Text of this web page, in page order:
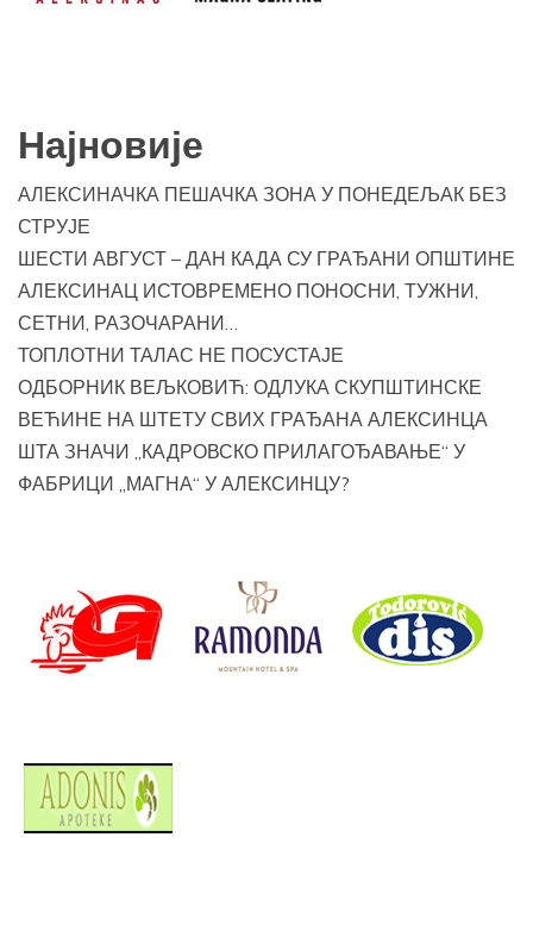
Најновије
АЛЕКСИНАЧКА ПЕШАЧКА ЗОНА У ПОНЕДЕЉАК БЕЗ
СТРУЈЕ
ШЕСТИ АВГУСТ – ДАН КАДА СУ ГРАЂАНИ ОПШТИНЕ
АЛЕКСИНАЦ ИСТОВРЕМЕНО ПОНОСНИ, ТУЖНИ,
СЕТНИ, РАЗОЧАРАНИ…
ТОПЛОТНИ ТАЛАС НЕ ПОСУСТАЈЕ
ОДБОРНИК ВЕЉКОВИЋ: ОДЛУКА СКУПШТИНСКЕ
ВЕЋИНЕ НА ШТЕТУ СВИХ ГРАЂАНА АЛЕКСИНЦА
ШТА ЗНАЧИ „КАДРОВСКО ПРИЛАГОЂАВАЊЕ“ У
ФАБРИЦИ „МАГНА“ У АЛЕКСИНЦУ?